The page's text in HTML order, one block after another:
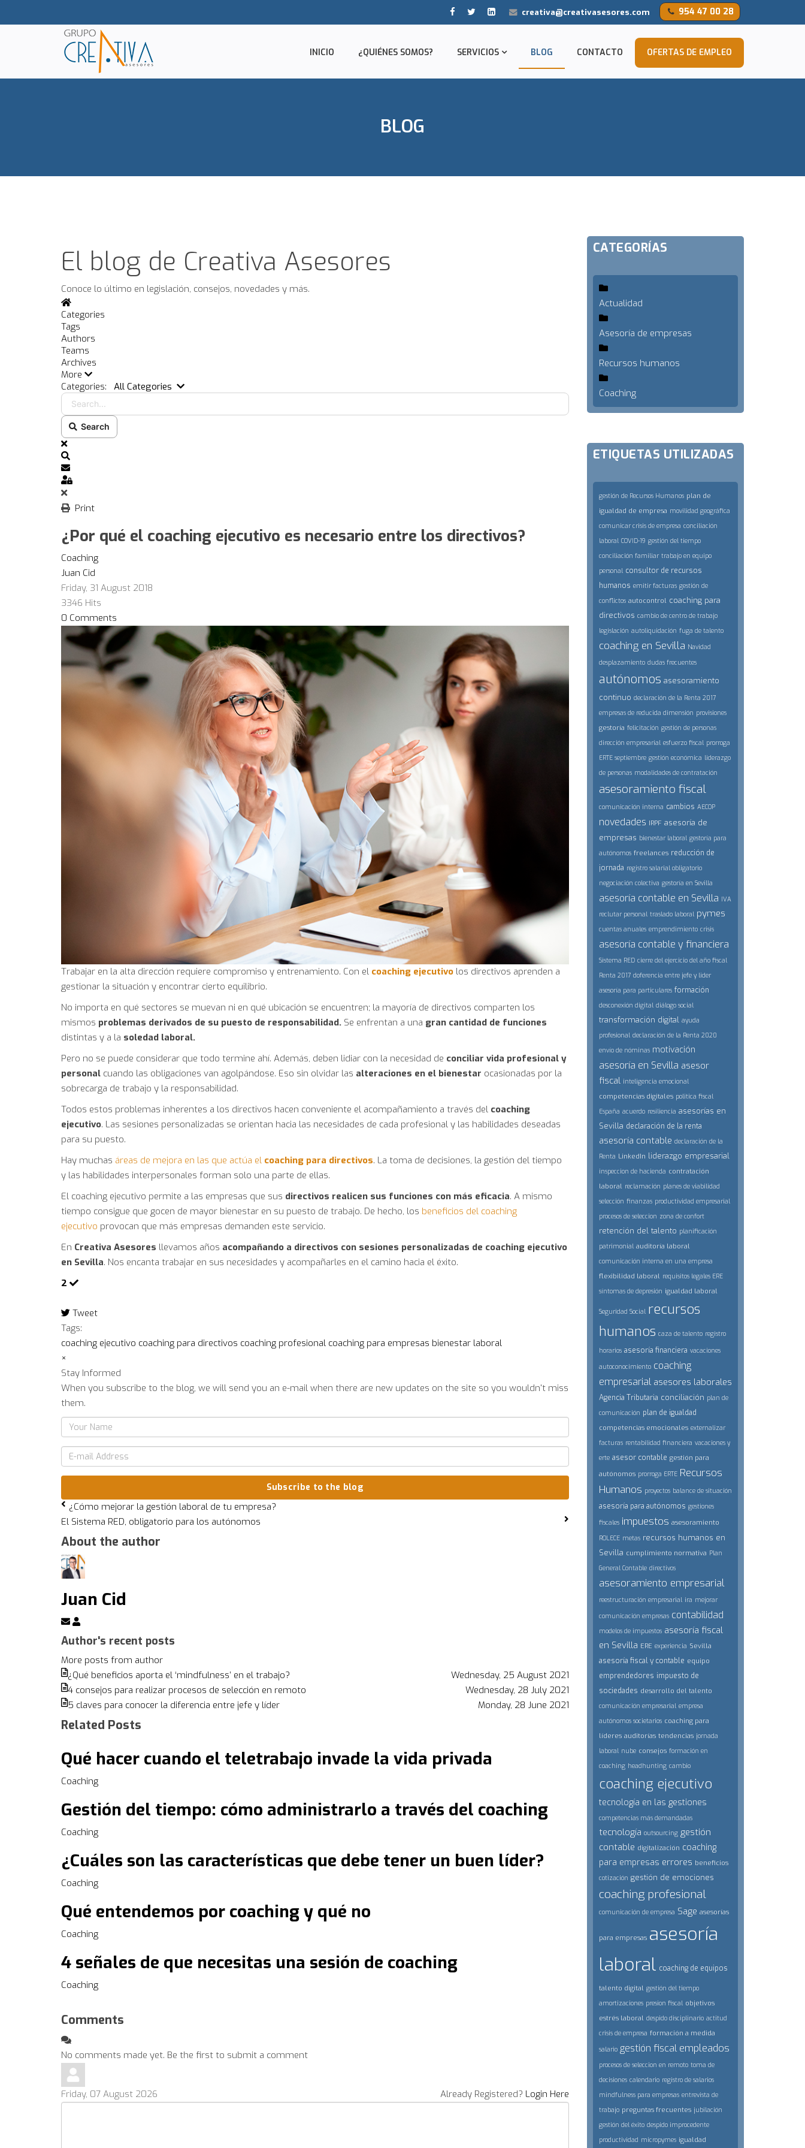
954 47 00 28
creativa@creativasesores.com
INICIO ¿QUIÉNES SOMOS? SERVICIOS BLOG CONTACTO OFERTAS DE EMPLEO
BLOG
El blog de Creativa Asesores
Conoce lo último en legislación, consejos, novedades y más.
Home
Categories
Tags
Authors
Teams
Archives
More
Categories:
All Categories Search...
Search
x
Search
Subscribe to blog
Sign In
Print
¿Por qué el coaching ejecutivo es necesario entre los directivos?
Coaching
Juan Cid
Friday, 31 August 2018
3346 Hits
0 Comments
Trabajar en la alta dirección requiere compromiso y entrenamiento. Con el coaching ejecutivo los directivos aprenden a
gestionar la situación y encontrar cierto equilibrio.
No importa en qué sectores se muevan ni en qué ubicación se encuentren; la mayoría de directivos comparten los
mismos problemas derivados de su puesto de responsabilidad. Se enfrentan a una gran cantidad de funciones
distintas y a la soledad laboral.
Pero no se puede considerar que todo termine ahí. Además, deben lidiar con la necesidad de conciliar vida profesional y
personal cuando las obligaciones van agolpándose. Eso sin olvidar las alteraciones en el bienestar ocasionadas por la
sobrecarga de trabajo y la responsabilidad.
Todos estos problemas inherentes a los directivos hacen conveniente el acompañamiento a través del coaching
ejecutivo. Las sesiones personalizadas se orientan hacia las necesidades de cada profesional y las habilidades deseadas
para su puesto.
Hay muchas áreas de mejora en las que actúa el coaching para directivos. La toma de decisiones, la gestión del tiempo
y las habilidades interpersonales forman solo una parte de ellas.
El coaching ejecutivo permite a las empresas que sus directivos realicen sus funciones con más eficacia. A mismo
tiempo consigue que gocen de mayor bienestar en su puesto de trabajo. De hecho, los beneficios del coaching
ejecutivo provocan que más empresas demanden este servicio.
En Creativa Asesores llevamos años acompañando a directivos con sesiones personalizadas de coaching ejecutivo
en Sevilla. Nos encanta trabajar en sus necesidades y acompañarles en el camino hacia el éxito.
2
Tweet
pinterest
Tags:
coaching ejecutivo coaching para directivos coaching profesional coaching para empresas bienestar laboral
×
Stay Informed
When you subscribe to the blog, we will send you an e-mail when there are new updates on the site so you wouldn't miss
them.
Your
Name
mail
Subscribe to the blog
¿Cómo mejorar la gestión laboral de tu empresa?
El Sistema RED, obligatorio para los autónomos
About the author
Juan Cid
Subscribe
to
from
author
Juan
Cid
Author's recent posts
More posts from author
Wednesday, 25 August 2021
¿Qué beneficios aporta el ‘mindfulness’ en el trabajo?
Wednesday, 28 July 2021
4 consejos para realizar procesos de selección en remoto
Monday, 28 June 2021
5 claves para conocer la diferencia entre jefe y líder
Related Posts
Qué hacer cuando el teletrabajo invade la vida privada
Coaching
Gestión del tiempo: cómo administrarlo a través del coaching
Coaching
¿Cuáles son las características que debe tener un buen líder?
Coaching
Qué entendemos por coaching y qué no
Coaching
4 señales de que necesitas una sesión de coaching
Coaching
Comments
No comments made yet. Be the first to submit a comment
Already Registered? Login Here
Friday, 07 August 2026
CATEGORÍAS
Actualidad
Asesoría de empresas
Recursos humanos
Coaching
ETIQUETAS UTILIZADAS
gestión de Recursos Humanos plan de
igualdad de empresa movilidad geográfica
comunicar crisis de empresa conciliación
laboral COVID-19 gestión del tiempo
conciliación familiar trabajo en equipo
personal consultor de recursos
humanos emitir facturas gestión de
conflictos autocontrol coaching para
directivos cambio de centro de trabajo
legislación autoliquidación fuga de talento
coaching en Sevilla Navidad
desplazamiento dudas frecuentes
autónomos asesoramiento
continuo declaración de la Renta 2017
empresas de reducida dimensión provisiones
gestoría felicitación gestión de personas
dirección empresarial esfuerzo fiscal prorroga
ERTE septiembre gestión económica liderazgo
de personas modalidades de contratación
asesoramiento fiscal
comunicación interna cambios AECOP
novedades IRPF asesoría de
empresas bienestar laboral gestoría para
autónomos freelances reducción de
jornada registro salarial obligatorio
negociación colectiva gestoría en Sevilla
asesoría contable en Sevilla IVA
reclutar personal traslado laboral pymes
cuentas anuales emprendimiento crisis
asesoría contable y financiera
Sistema RED cierre del ejercicio del año fiscal
Renta 2017 doferencia entre jefe y lider
asesoría para particulares formación
desconexión digital diálogo social
transformación digital ayuda
profesional declaración de la Renta 2020
envío de nóminas motivación
asesoría en Sevilla asesor
fiscal inteligencia emocional
competencias digitales politica fiscal
España acuerdo resiliencia asesorías en
Sevilla declaración de la renta
asesoría contable declaración de la
Renta LinkedIn liderazgo empresarial
inspeccion de hacienda contratación
laboral reclamación planes de viabilidad
selección finanzas productividad empresarial
procesos de seleccion zona de confort
retención del talento planificación
patrimonial auditoría laboral
comunicación interna en una empresa
flexibilidad laboral requisitos legales ERE
síntomas de depresión igualdad laboral
Seguridad Social recursos
humanos caza de talento registro
horarios asesoría financiera vacaciones
autoconocimiento coaching
empresarial asesores laborales
Agencia Tributaria conciliación plan de
comunicación plan de igualdad
competencias emocionales externalizar
facturas rentabilidad financiera vacaciones y
erte asesor contable gestión para
autónomos prorroga ERTE Recursos
Humanos proyectos balance de situación
asesoría para autónomos gestiones
fiscales impuestos asesoramiento
ROLECE metas recursos humanos en
Sevilla cumplimiento normativa Plan
General Contable directivos
asesoramiento empresarial
reestructuración empresarial ira mejorar
comunicación empresas contabilidad
modelos de impuestos asesoría fiscal
en Sevilla ERE experiencia Sevilla
asesoría fiscal y contable equipo
emprendedores impuesto de
sociedades desarrollo del talento
comunicación empresarial empresa
autónomos societarios coaching para
líderes auditorías tendencias jornada
laboral nube consejos formación en
coaching headhunting cambio
coaching ejecutivo
tecnología en las gestiones
competencias más demandadas
tecnología outsourcing gestión
contable digitalización coaching
para empresas errores beneficios
cotización gestión de emociones
coaching profesional
comunicación de empresa Sage asesorías
para empresas asesoría
laboral coaching de equipos
talento digital gestión del tiempo
amortizaciones presion fiscal objetivos
estrés laboral despido disciplinario actitud
crisis de empresa formación a medida
salario gestión fiscal empleados
procesos de seleccion en remoto toma de
decisiones calendario registro de salarios
mindfulness para empresas entrevista de
trabajo preguntas frecuentes jubilación
gestión del éxito despido improcedente
productividad micropymes igualdad